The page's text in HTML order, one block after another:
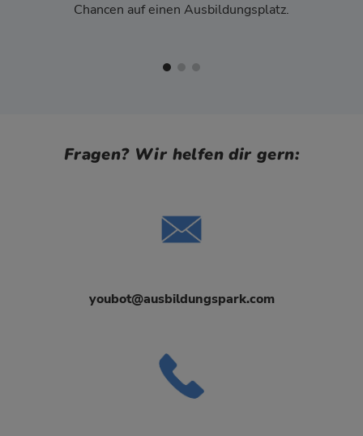
Chancen auf einen Ausbildungsplatz.
Fragen? Wir helfen dir gern:
youbot@ausbildungspark.com